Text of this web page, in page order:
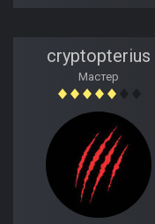
cryptopterius
Мастер